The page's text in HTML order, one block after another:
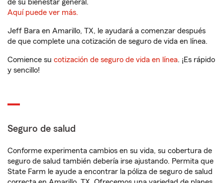
de su bienestar general.
Aquí puede ver más.
Jeff Bara en Amarillo, TX, le ayudará a comenzar después
de que complete una cotización de seguro de vida en línea.
Comience su cotización de seguro de vida en línea. ¡Es rápido
y sencillo!
Seguro de salud
Conforme experimenta cambios en su vida, su cobertura de
seguro de salud también debería irse ajustando. Permita que
State Farm le ayude a encontrar la póliza de seguro de salud